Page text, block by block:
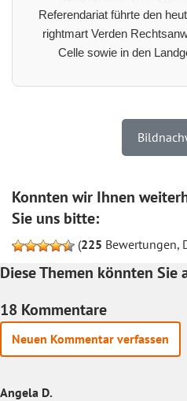
Referendariat führte den
rightmart Verden
Celle sowie in den
Konnten wir Ihnen
Sie uns bitte:
(225 Bewertungen,
Diese Themen könnten Sie
18 Kommentare
Neuen Kommentar verfassen
Angela D.